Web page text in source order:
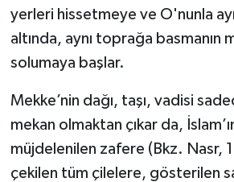
yerleri hissetmeye ve O'nunla
altında, aynı toprağa basmanın
solumaya başlar.
Mekke’nin dağı, taşı, vadisi
mekan olmaktan çıkar da,
müjdelenilen zafere (Bkz. Nasr,
çekilen tüm çilelere, gösterilen
Bilecik Müftülüğü
Bingöl Müftülüğü
Bitlis Müftülüğü
Bolu Müftülüğü
Kültür-Sanat
Aile
Sağlık
Makaleler